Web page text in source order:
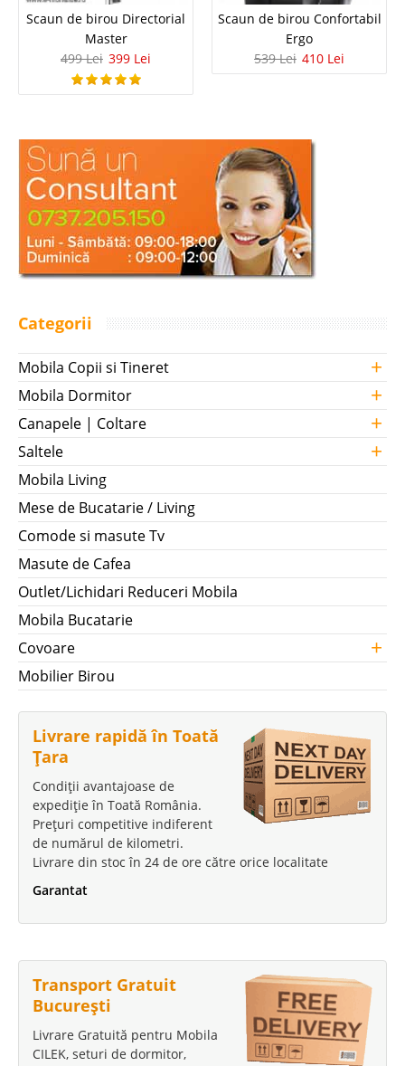
Scaun de birou Directorial
Master
499 Lei 399 Lei
Scaun de birou Confortabil
Ergo
539 Lei 410 Lei
Categorii
Mobila Copii si Tineret +
Mobila Dormitor +
Canapele | Coltare +
Saltele +
Mobila Living
Mese de Bucatarie / Living
Comode si masute Tv
Masute de Cafea
Outlet/Lichidari Reduceri Mobila
Mobila Bucatarie
Covoare
+
Mobilier Birou
Livrare rapidă în Toată
Țara
Condiții avantajoase de
expediție în Toată România.
Prețuri competitive indiferent
de numărul de kilometri.
Livrare din stoc în 24 de ore către orice localitate
Garantat
Transport Gratuit
București
Livrare Gratuită pentru Mobila
CILEK, seturi de dormitor,